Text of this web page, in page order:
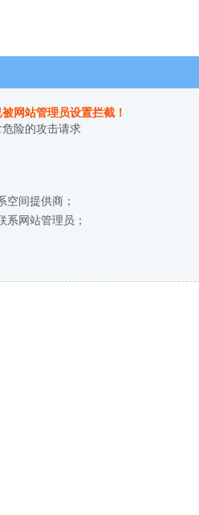
网站管理员设置拦截！
险的攻击请求
空间提供商；
系网站管理员；